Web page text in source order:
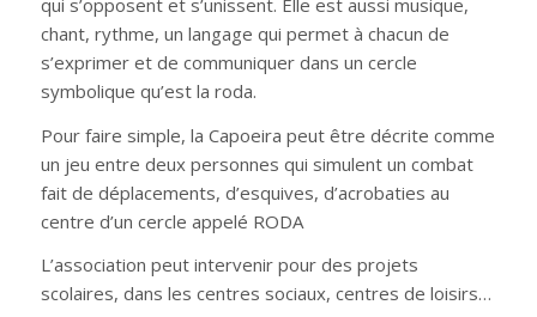
chant, rythme, un langage qui permet à chacun de
s’exprimer et de communiquer dans un cercle
symbolique qu’est la roda.
Pour faire simple, la Capoeira peut être décrite comme
un jeu entre deux personnes qui simulent un combat
fait de déplacements, d’esquives, d’acrobaties au
centre d’un cercle appelé RODA
L’association peut intervenir pour des projets
scolaires, dans les centres sociaux, centres de loisirs…